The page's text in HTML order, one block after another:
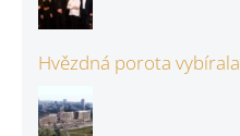
Hvězdná porota